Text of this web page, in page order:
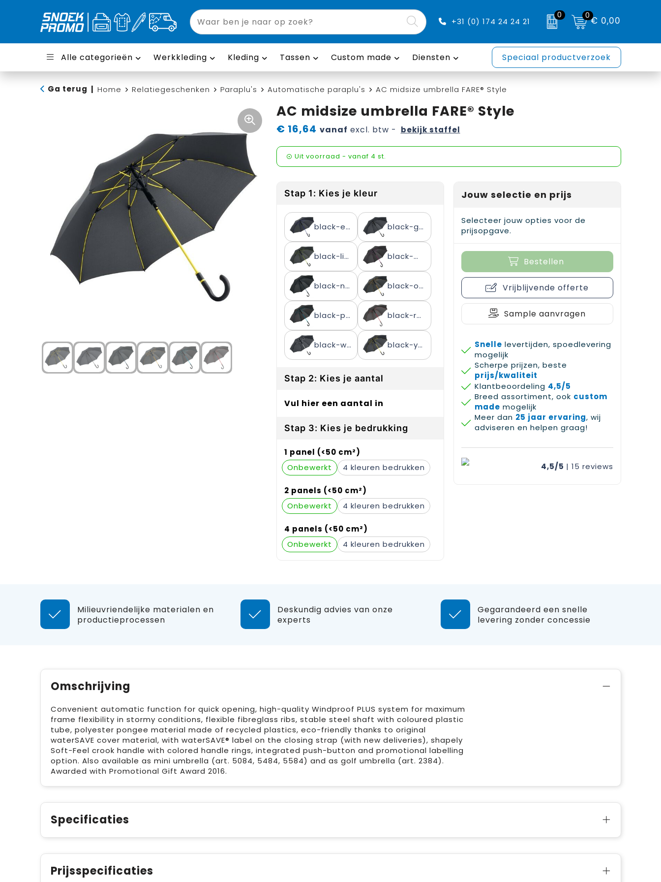
+31 (0) 174 24 24 21
0 0€ 0,00
Alle categorieën Werkkleding Kleding Tassen Custom made Diensten Speciaal productverzoek
Ga terug Home Relatiegeschenken Paraplu's Automatische paraplu's AC midsize umbrella FARE® Style
AC midsize umbrella FARE® Style
€ 16,64 vanaf excl. btw - bekijk staffel
Uit voorraad - vanaf 4 st.
Stap 1: Kies je kleur
black-euroblue black-grey
black-lime black-magenta
black-navy black-orange
black-petrol black-red
black-white black-yellow
Stap 2: Kies je aantal
Vul hier een aantal in
Stap 3: Kies je bedrukking
1 panel (<50 cm²)
Onbewerkt
4
2 panels (<50 cm²)
Onbewerkt
4
4 panels (<50 cm²)
Onbewerkt
4
Jouw selectie en prijs
Selecteer jouw opties voor de
prijsopgave.
Bestellen
Vrijblijvende offerte
Sample aanvragen
Snelle levertijden, spoedlevering
mogelijk
Scherpe prijzen, beste
prijs/kwaliteit
Klantbeoordeling 4,5/5
Breed assortiment, ook custom
made mogelijk
Meer dan 25 jaar ervaring, wij
adviseren en helpen graag!
4,5/5 | 15 reviews
Milieuvriendelijke materialen en
productieprocessen
Deskundig advies van onze
experts
Gegarandeerd een snelle
levering zonder concessie
Omschrijving
Convenient automatic function for quick opening, high-quality Windproof PLUS system for maximum
frame flexibility in stormy conditions, flexible fibreglass ribs, stable steel shaft with coloured plastic
tube, polyester pongee material made of recycled plastics, eco-friendly thanks to original
waterSAVE cover material, with waterSAVE® label on the closing strap (with new deliveries), shapely
Soft-Feel crook handle with colored handle rings, integrated push-button and promotional labelling
option. Also available as mini umbrella (art. 5084, 5484, 5584) and as golf umbrella (art. 2384).
Awarded with Promotional Gift Award 2016.
Specificaties
Prijsspecificaties